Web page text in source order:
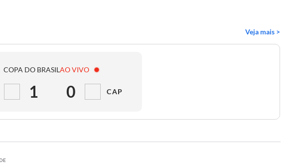
Veja mais >
COPA DO BRASILAO VIVO
1 0 CAP